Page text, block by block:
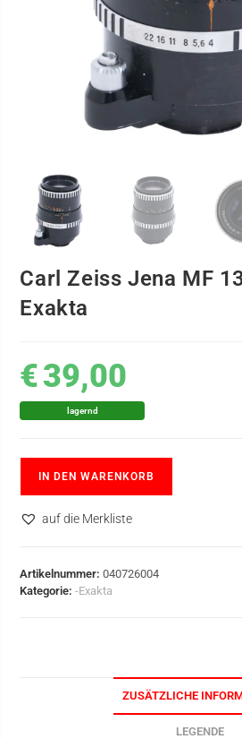
Carl Zeiss Jena MF
Exakta
€39,00
lagernd
IN DEN WARENKORB
auf die Merkliste
Artikelnummer:040726004
Kategorie:-Exakta
ZUSÄTZLICHE
LEGENDE